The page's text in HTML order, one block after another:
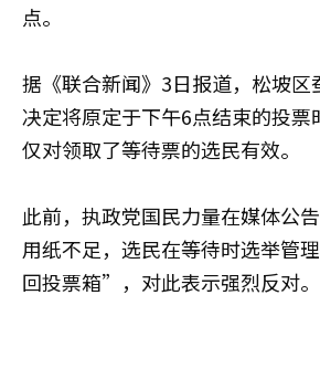
点。
据《联合新闻》3日报道，松坡区
决定将原定于下午6点结束的投票
仅对领取了等待票的选民有效。
此前，执政党国民力量在媒体公
用纸不足，选民在等待时选举管
回投票箱”，对此表示强烈反对。